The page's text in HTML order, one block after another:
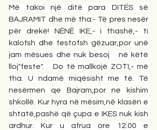
Më takoi një ditë para DITËS së
BAJRAMIT dhe më tha:- Të pres nesër
për drekë! NËNË IKE,- i thashë,- ti
kalofsh dhe festofsh gëzuar,por unë
jam mësues dhe nuk besoj   në këtë
lloj"feste".   Do të mallkojë ZOTI,- më
tha. U ndamë miqësisht me të. Të
nesërmen qe Bajram,por ne kishim
shkollë. Kur hyra në mësim,në klasën e
shtatë,pashë që çupa e IKES nuk kish
ardhur. Kur u afrua ore 12.00 e